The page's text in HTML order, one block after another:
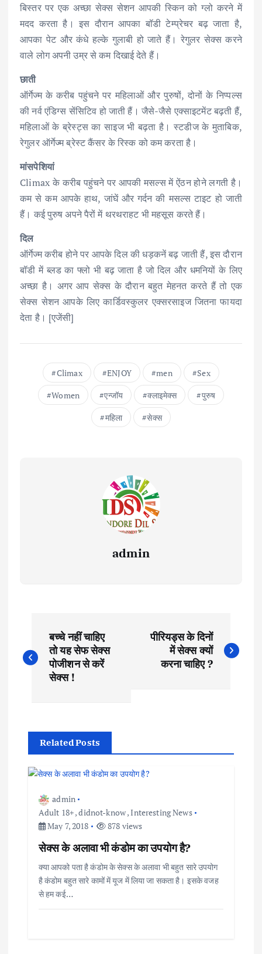
बिस्तर पर एक अच्छा सेक्स सेशन आपकी स्किन को ग्लो करने में
मदद करता है। इस दौरान आपका बॉडी टेम्प्रेचर बढ़ जाता है,
आपका पेट और कंधे हल्के गुलाबी हो जाते हैं। रेगुलर सेक्स करने
वाले लोग अपनी उम्र से कम दिखाई देते हैं।
छाती
ऑर्गेज्म के करीब पहुंचने पर महिलाओं और पुरुषों, दोनों के निप्पल्स
की नर्व एंडिग्स सेंसिटिव हो जाती हैं। जैसे-जैसे एक्साइटमेंट बढ़ती हैं,
महिलाओं के ब्रेस्ट्स का साइज भी बढ़ता है। स्टडीज के मुताबिक,
रेगुलर ऑर्गेज्म ब्रेस्ट कैंसर के रिस्क को कम करता है।
मांसपेशियां
Climax के करीब पहुंचने पर आपकी मसल्स में ऐंठन होने लगती है।
कम से कम आपके हाथ, जांघें और गर्दन की मसल्स टाइट हो जाती
हैं। कई पुरुष अपने पैरों में थरथराहट भी महसूस करते हैं।
दिल
ऑर्गेज्म करीब होने पर आपके दिल की धड़कनें बढ़ जाती हैं, इस दौरान
बॉडी में ब्लड का फ्लो भी बढ़ जाता है जो दिल और धमनियों के लिए
अच्छा है। अगर आप सेक्स के दौरान बहुत मेहनत करते हैं तो एक
सेक्स सेशन आपके लिए कार्डिवस्कुलर एक्सरसाइज जितना फायदा
देता है। [एजेंसी]
Climax ENJOY men
Sex
Women
एन्जॉय क्लाइमेक्स
पुरुष
महिला
सेक्स
admin
o
n
a
बच्चे नहीं चाहिए
तो यह सेफ सेक्स
पोजीशन से करें
सेक्स !
पीरियड्स के दिनों
में सेक्स क्यों
करना चाहिए ?
Related Posts
admin
Adult 18+,didnot-know,Interesting News
May 7, 2018
878 views
सेक्स के अलावा भी कंडोम का उपयोग है?
क्या आपको पता है कंडोम के सेक्स के अलावा भी बहुत सारे उपयोग
है कंडोम बहुत सारे कामों में यूज में लिया जा सकता है। इसके वजह
से हम कई…